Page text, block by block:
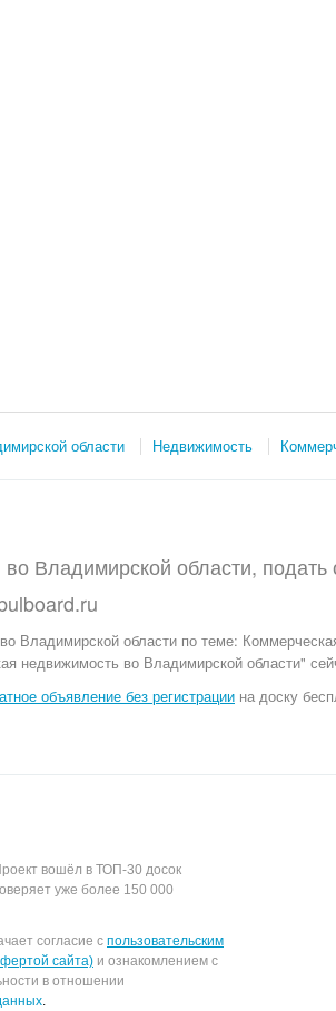
области Недвижимость
Владимирской области,
во Владимирской области по теме:
недвижимость во Владимирской области"
объявление без регистрации на доску
вошёл в ТОП-30 досок
уже более 150 000
согласие с пользовательским
сайта) и ознакомлением с
в отношении
.